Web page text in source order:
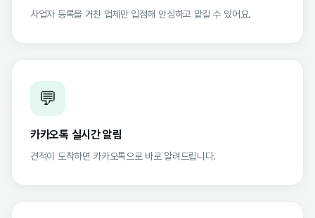
사업자 등록을 거친 업체만 입점해 안심하고 맡길 수 있어요.
💬
카카오톡 실시간 알림
견적이 도착하면 카카오톡으로 바로 알려드립니다.